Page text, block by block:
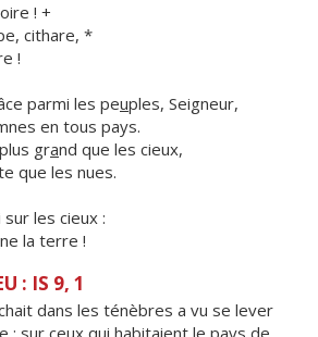
! +
cithare, *
!
parmi les peuples, Seigneur,
en tous pays.
grand que les cieux,
que les nues.
sur les cieux :
ne la terre !
: IS 9, 1
dans les ténèbres a vu se lever
; sur ceux qui habitaient le pays de